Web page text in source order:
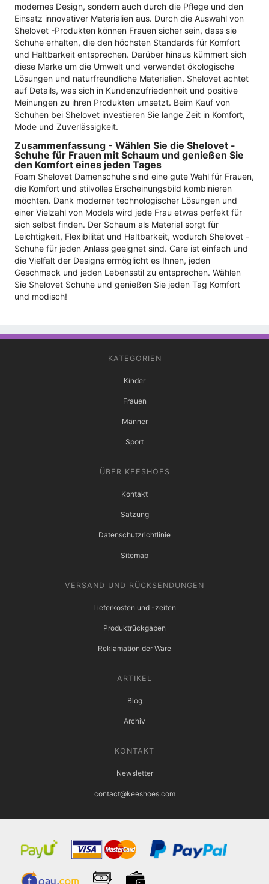
modernes Design, sondern auch durch die Pflege und den
Einsatz innovativer Materialien aus. Durch die Auswahl von
Shelovet -Produkten können Frauen sicher sein, dass sie
Schuhe erhalten, die den höchsten Standards für Komfort
und Haltbarkeit entsprechen. Darüber hinaus kümmert sich
diese Marke um die Umwelt und verwendet ökologische
Lösungen und naturfreundliche Materialien. Shelovet achtet
auf Details, was sich in Kundenzufriedenheit und positive
Meinungen zu ihren Produkten umsetzt. Beim Kauf von
Schuhen bei Shelovet investieren Sie lange Zeit in Komfort,
Mode und Zuverlässigkeit.
Zusammenfassung - Wählen Sie die Shelovet -
Schuhe für Frauen mit Schaum und genießen Sie
den Komfort eines jeden Tages
Foam Shelovet Damenschuhe sind eine gute Wahl für Frauen,
die Komfort und stilvolles Erscheinungsbild kombinieren
möchten. Dank moderner technologischer Lösungen und
einer Vielzahl von Models wird jede Frau etwas perfekt für
sich selbst finden. Der Schaum als Material sorgt für
Leichtigkeit, Flexibilität und Haltbarkeit, wodurch Shelovet -
Schuhe für jeden Anlass geeignet sind. Care ist einfach und
die Vielfalt der Designs ermöglicht es Ihnen, jeden
Geschmack und jeden Lebensstil zu entsprechen. Wählen
Sie Shelovet Schuhe und genießen Sie jeden Tag Komfort
und modisch!
KATEGORIEN
Kinder
Frauen
Männer
Sport
ÜBER KEESHOES
Kontakt
Satzung
Datenschutzrichtlinie
Sitemap
VERSAND UND RÜCKSENDUNGEN
Lieferkosten und -zeiten
Produktrückgaben
Reklamation der Ware
ARTIKEL
Blog
Archiv
KONTAKT
Newsletter
contact@keeshoes.com